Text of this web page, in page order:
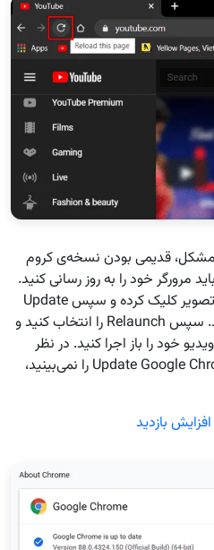
مشکل، قدیمی بودن نسخه‌ی کروم
خود را به روز رسانی کنید.
برای این کار روی سه نقطه بالای تصویر کلیک کرده و سپس Update
Google Chrome را انتخاب کنید. سپس Relaunch را انتخاب کنید و
خود را باز اجرا کنید. در نظر
داشته باشید که اگر گزینه‌ی Update Google Chrome را نمی‌بینید،
بازدید